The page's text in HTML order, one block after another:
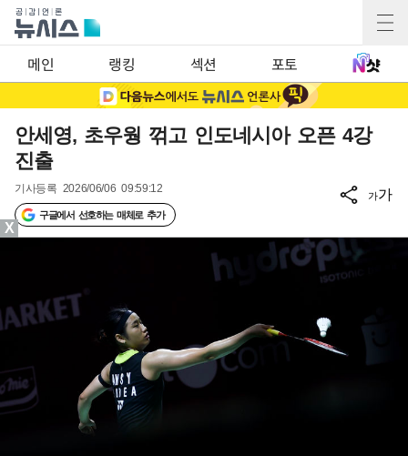
메인 랭킹 섹션 포토
안세영, 초우웡 꺾고 인도네시아 오픈 4강
진출
기사등록 2026/06/06 09:59:12
구글에서 선호하는 매체로 추가
가가
X